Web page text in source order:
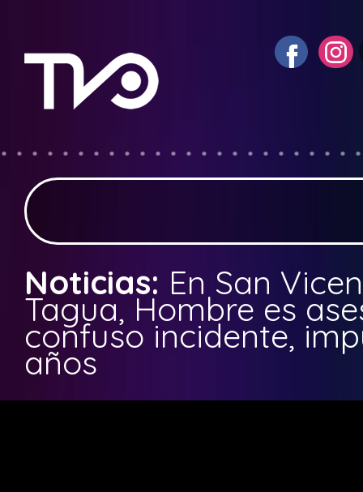
Noticias: En San
Tagua, Hombre es
confuso incidente,
años